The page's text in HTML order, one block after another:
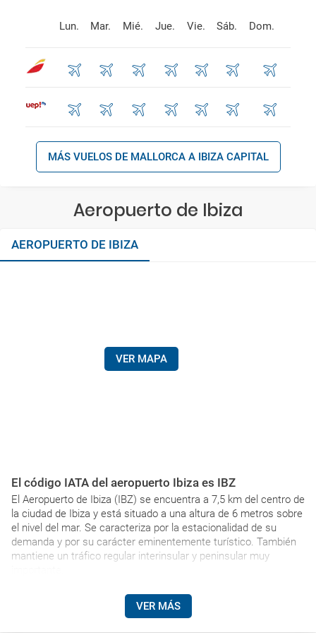
Lun. Mar. Mié. Jue. Vie. Sáb. Dom.
MÁS VUELOS DE MALLORCA A IBIZA CAPITAL
Aeropuerto de Ibiza
AEROPUERTO DE IBIZA
VER MAPA
El código IATA del aeropuerto Ibiza es IBZ
El Aeropuerto de Ibiza (IBZ) se encuentra a 7,5 km del centro de
la ciudad de Ibiza y está situado a una altura de 6 metros sobre
el nivel del mar. Se caracteriza por la estacionalidad de su
demanda y por su carácter eminentemente turístico. También
mantiene un tráfico regular interinsular y peninsular muy
VER MÁS